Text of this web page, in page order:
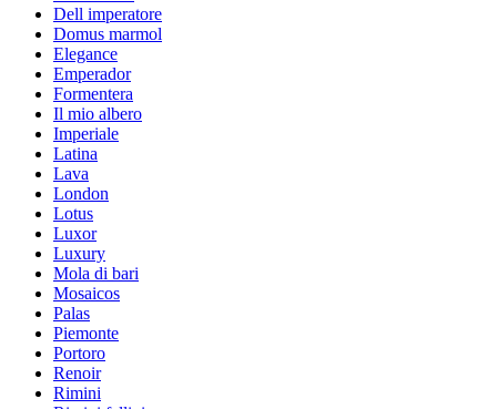
Dell imperatore
Domus marmol
Elegance
Emperador
Formentera
Il mio albero
Imperiale
Latina
Lava
London
Lotus
Luxor
Luxury
Mola di bari
Mosaicos
Palas
Piemonte
Portoro
Renoir
Rimini